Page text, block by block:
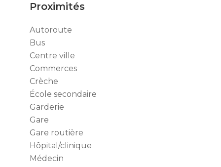
Proximités
Autoroute
Bus
Centre ville
Commerces
Crèche
École secondaire
Garderie
Gare
Gare routière
Hôpital/clinique
Médecin